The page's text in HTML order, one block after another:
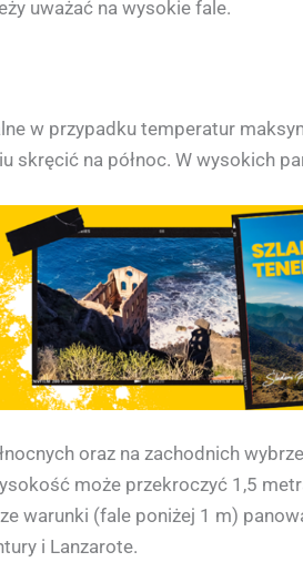
uważać na wysokie fale.
w przypadku temperatur
skręcić na północ. W wysokich
oraz na zachodnich
może przekroczyć 1,5
warunki (fale poniżej 1 m)
i Lanzarote.